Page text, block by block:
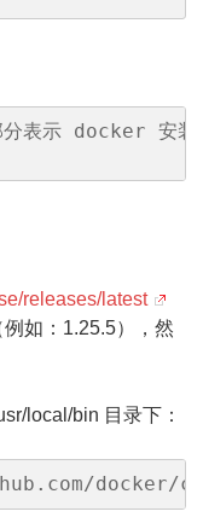
示 docker 安装并
releases/latest
如：1.25.5），然
local/bin 目录下：
docker/